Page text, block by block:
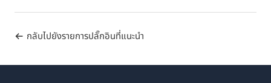
กลับไปยังรายการปลั๊กอินที่แนะนำ